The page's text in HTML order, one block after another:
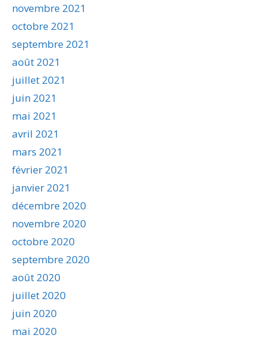
novembre 2021
octobre 2021
septembre 2021
août 2021
juillet 2021
juin 2021
mai 2021
avril 2021
mars 2021
février 2021
janvier 2021
décembre 2020
novembre 2020
octobre 2020
septembre 2020
août 2020
juillet 2020
juin 2020
mai 2020